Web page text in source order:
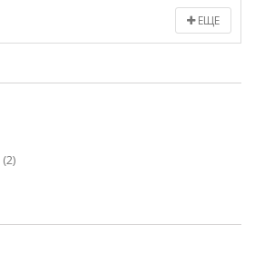
ЕЩЕ
(2)